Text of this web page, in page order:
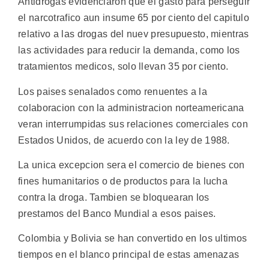
el narcotrafico aun insume 65 por ciento del capitulo
relativo a las drogas del nuev presupuesto, mientras
las actividades para reducir la demanda, como los
tratamientos medicos, solo llevan 35 por ciento.
Los paises senalados como renuentes a la
colaboracion con la administracion norteamericana
veran interrumpidas sus relaciones comerciales con
Estados Unidos, de acuerdo con la ley de 1988.
La unica excepcion sera el comercio de bienes con
fines humanitarios o de productos para la lucha
contra la droga. Tambien se bloquearan los
prestamos del Banco Mundial a esos paises.
Colombia y Bolivia se han convertido en los ultimos
tiempos en el blanco principal de estas amenazas